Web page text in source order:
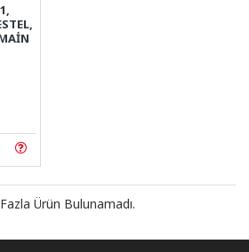
Ürün Bulunamadı.